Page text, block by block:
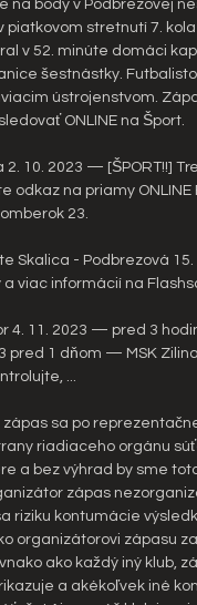
na body v Podbrezovej
piatkovom stretnutí 7.
v 52. minúte domáci
šestnástky.
ústrojenstvom.
ONLINE na Šport.
10. 2023 — [ŠPORT!!]
odkaz na priamy ONLINE
23.
Skalica - Podbrezová 15.
viac informácií na
4. 11. 2023 — pred 3
pred 1 dňom — MSK
...
sa po
riadiaceho orgánu
a bez výhrad by sme
zápas
riziku kontumácie
organizátorovi zápasu
ako každý iný klub,
a akékoľvek iné